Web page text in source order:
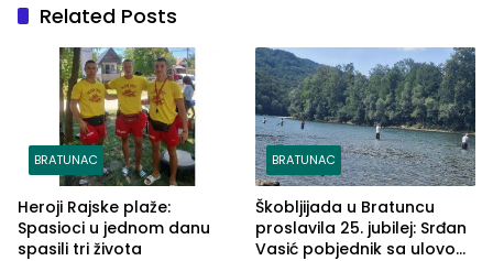
Related Posts
BRATUNAC
Heroji Rajske plaže:
Spasioci u jednom danu
spasili tri života
BRATUNAC
Škobljijada u Bratuncu
proslavila 25. jubilej: Srđan
Vasić pobjednik sa ulovom